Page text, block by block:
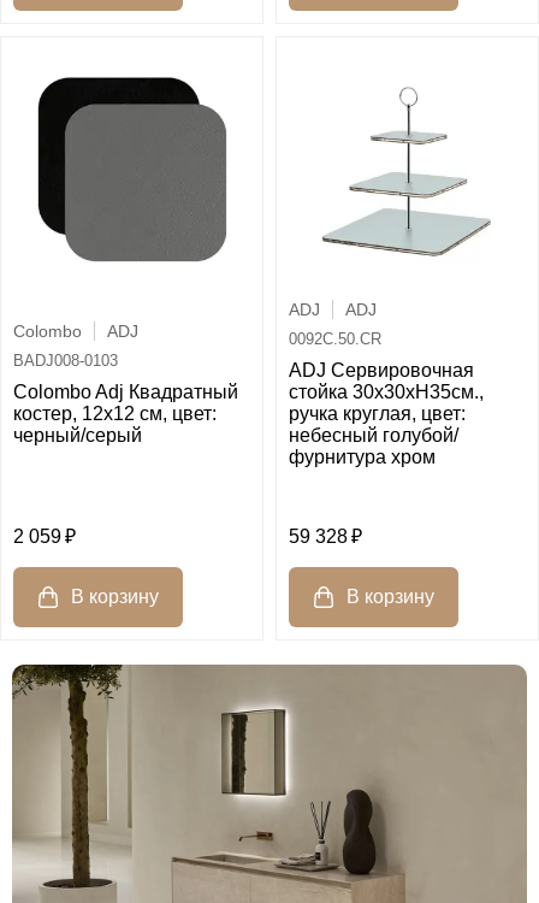
Colombo ADJ
BADJ008-0103
Colombo Adj Квадратный
костер, 12x12 см, цвет:
черный/серый
2 059
ADJ ADJ
0092C.50.CR
ADJ Сервировочная
стойка 30x30xH35см.,
ручка круглая, цвет:
небесный голубой/
фурнитура хром
59 328